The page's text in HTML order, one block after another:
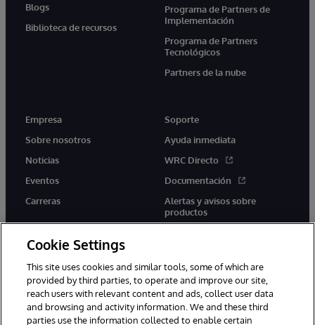
Blogs
Biblioteca de recursos
Programa de Partners de
Implementación
Programa de Partners
Tecnológicos
Partners de la nube
Empresa
Sobre nosotros
Noticias
Eventos
Carreras
Soporte
Ayuda inmediata
WRC Directo
Documentación
Alertas y avisos sobre
productos
twitter youtubefacebooklinkedin
Cookie Settings
This site uses cookies and similar tools, some of which are
provided by third parties, to operate and improve our site,
reach users with relevant content and ads, collect user data
and browsing and activity information. We and these third
parties use the information collected to enable certain